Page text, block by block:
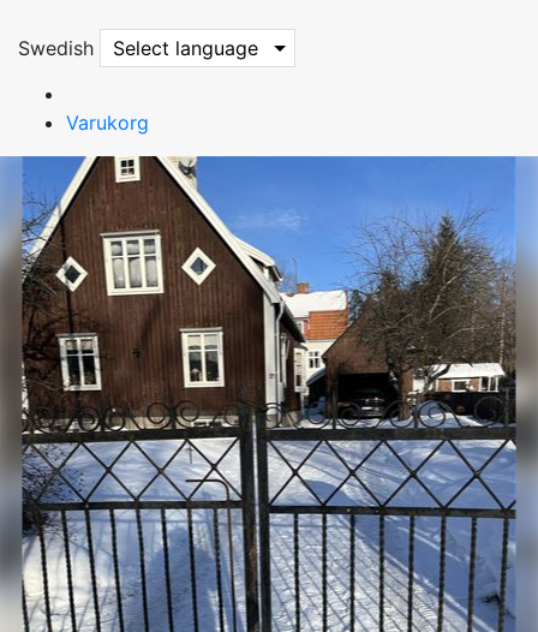
Swedish Select language
Varukorg